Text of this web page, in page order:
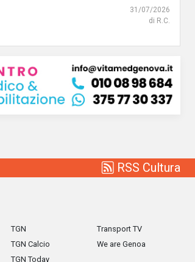
31/07/2026
di R.C.
RSS Cultura
TGN
TGN Calcio
TGN Today
Transport TV
We are Genoa